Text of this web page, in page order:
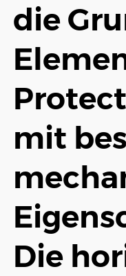
die
mit
Die